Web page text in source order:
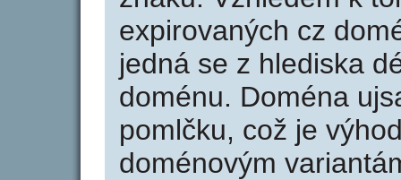
expirovaných cz
jedná se z hlediska
doménu. Doména
pomlčku, což je
doménovým